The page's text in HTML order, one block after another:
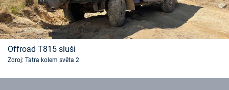
Offroad T815 sluší
Zdroj: Tatra kolem světa 2